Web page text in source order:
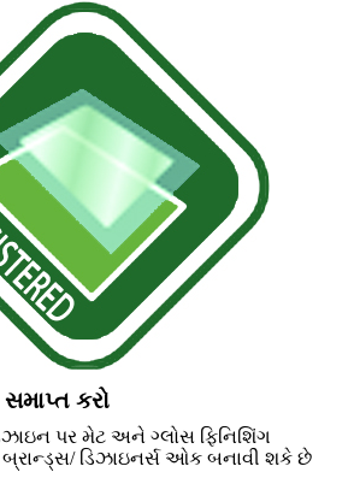
સમાપ્ત કરો
પર મેટ અને ગ્લોસ ફિનિશિંગ
ડિઝાઇનર્સ ઓક બનાવી શકે છે